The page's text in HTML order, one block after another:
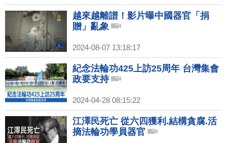
越來越離譜！影片曝中國器官「捐
贈」亂象
2024-08-07 13:18:17
紀念法輪功425上訪25周年 台灣集會
政要支持
2024-04-28 08:15:22
江澤民死亡 從六四獲利.結構貪腐.活
摘法輪功學員器官